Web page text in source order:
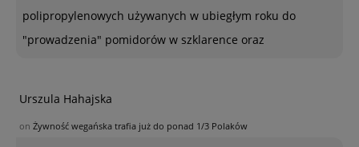
polipropylenowych używanych w ubiegłym roku do
"prowadzenia" pomidorów w szklarence oraz
Urszula Hahajska
on Żywność wegańska trafia już do ponad 1/3 Polaków